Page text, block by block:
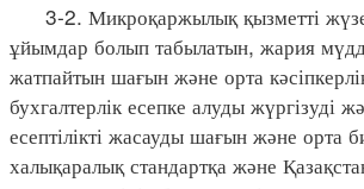
3-2. Микроқаржылық қызметті
ұйымдар болып табылатын, жария
жатпайтын шағын және орта
бухгалтерлік есепке алуды жүргізуді
есептілікті жасауды шағын және орта
халықаралық стандартқа және